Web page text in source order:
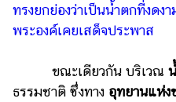
ทรงยกย่องว่าเป็นน้ำตกที่งด
พระองค์เคยเสด็จประพาส
ขณะเดียวกัน บริเวณ
ธรรมชาติ ซึ่งทาง อุทยานแห่ง